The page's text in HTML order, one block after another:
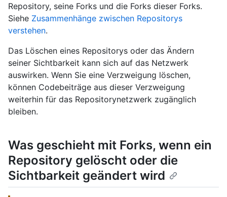
Repository, seine Forks und die Forks dieser Forks.
Siehe Zusammenhänge zwischen Repositorys
verstehen.
Das Löschen eines Repositorys oder das Ändern
seiner Sichtbarkeit kann sich auf das Netzwerk
auswirken. Wenn Sie eine Verzweigung löschen,
können Codebeiträge aus dieser Verzweigung
weiterhin für das Repositorynetzwerk zugänglich
bleiben.
Was geschieht mit Forks, wenn ein
Repository gelöscht oder die
Sichtbarkeit geändert wird